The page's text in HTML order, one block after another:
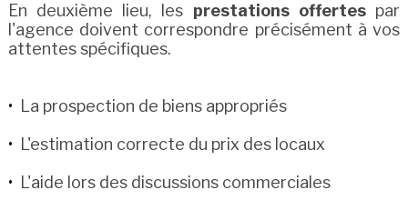
En deuxième lieu, les prestations offertespar
l'agence doivent correspondre précisément à vos
attentes spécifiques.
La prospection de biens appropriés
L'estimation correcte du prix des locaux
L'aide lors des discussions commerciales